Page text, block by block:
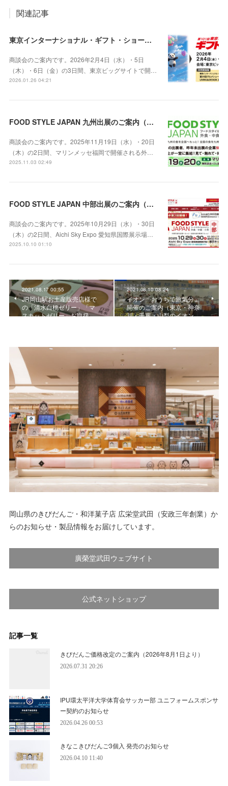
関連記事
東京インターナショナル・ギフト・ショー春2026 / グルメショー春2026出展のご案内（2026年2月4日～6日）
商談会のご案内です。2026年2月4日（水）・5日
（木）・6日（金）の3日間、東京ビッグサイトで開…
2026.01.26 04:21
FOOD STYLE JAPAN 九州出展のご案内（2025年11月19日・20日 マリンメッセ福岡）
商談会のご案内です。2025年11月19日（水）・20日
（木）の2日間、マリンメッセ福岡で開催される外…
2025.11.03 02:49
FOOD STYLE JAPAN 中部出展のご案内（10月29日・30日 Aichi Sky Expo 愛知県国際展示場）
商談会のご案内です。2025年10月29日（水）・30日
（木）の2日間、Aichi Sky Expo 愛知県国際展示場…
2025.10.10 01:10
2021.08.17 00:55
JR岡山駅お土産販売店様で
の「清水白桃ゼリー」「マ
スカットゼリー」お取扱…
2021.08.10 08:24
イオン「おうちで旅気分」
開催のご案内（東京・神奈
川・千葉・山梨のイオン…
岡山県のきびだんご・和洋菓子店 広栄堂武田（安政三年創業）か
らのお知らせ・製品情報をお届けしています。
廣榮堂武田ウェブサイト
公式ネットショップ
記事一覧
きびだんご価格改定のご案内（2026年8月1日より）
2026.07.31 20:26
IPU環太平洋大学体育会サッカー部 ユニフォームスポンサ
ー契約のお知らせ
2026.04.26 00:53
きなこきびだんご3個入 発売のお知らせ
2026.04.10 11:40